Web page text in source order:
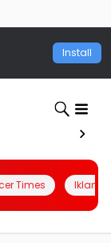
Install
Times Iklanin